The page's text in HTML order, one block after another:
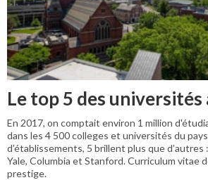
Le top 5 des
En 2017, on comptait environ 1 million
dans les 4 500 colleges et universités du
d’établissements, 5 brillent plus que d’autres
Yale, Columbia et Stanford. Curriculum vitae
prestige.